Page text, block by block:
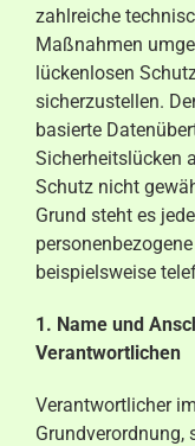
zahlreiche
Maßnahmen
lückenlosen
sicherzustellen.
basierte
Sicherheitslücken
Schutz nicht
Grund steht es
beispielsweise
1. Name und
Verantwortlichen
Verantwortlicher
Grundverordnung,